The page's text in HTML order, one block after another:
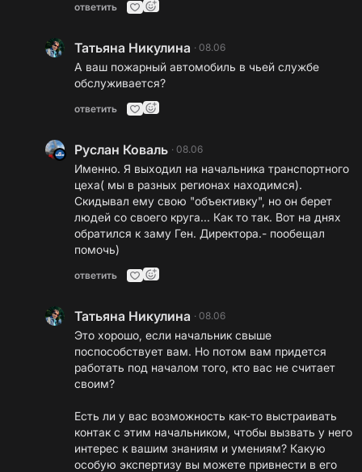
ответить
Татьяна Никулина · 08.06
А ваш пожарный автомобиль в чьей службе
обслуживается?
ответить
Руслан Коваль · 08.06
Именно. Я выходил на начальника транспортного
цеха( мы в разных регионах находимся).
Скидывал ему свою "объективку", но он берет
людей со своего круга... Как то так. Вот на днях
обратился к заму Ген. Директора.- пообещал
помочь)
ответить
Татьяна Никулина · 08.06
Это хорошо, если начальник свыше
поспособствует вам. Но потом вам придется
работать под началом того, кто вас не считает
своим?
Есть ли у вас возможность как-то выстраивать
контак с этим начальником, чтобы вызвать у него
интерес к вашим знаниям и умениям? Какую
особую экспертизу вы можете привнести в его